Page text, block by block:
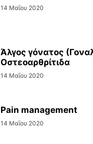
14 Μαΐου 2020
Άλγος γόνατος
Οστεοαρθρίτιδα
14 Μαΐου 2020
Pain management
14 Μαΐου 2020